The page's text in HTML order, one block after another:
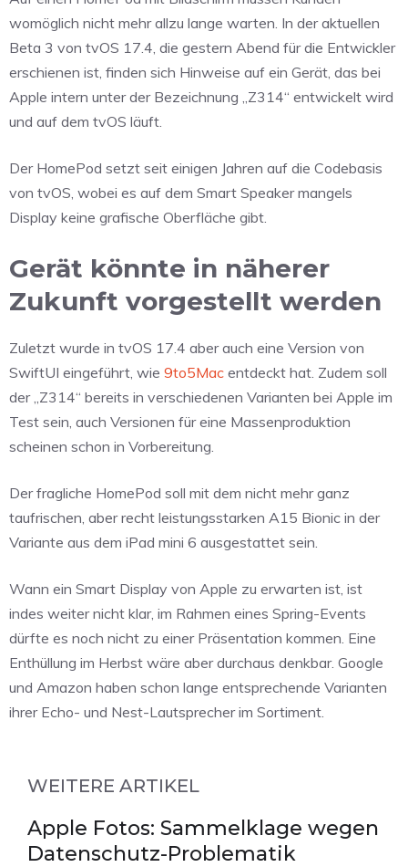
womöglich nicht mehr allzu lange warten. In der aktuellen
Beta 3 von tvOS 17.4, die gestern Abend für die Entwickler
erschienen ist, finden sich Hinweise auf ein Gerät, das bei
Apple intern unter der Bezeichnung „Z314“ entwickelt wird
und auf dem tvOS läuft.
Der HomePod setzt seit einigen Jahren auf die Codebasis
von tvOS, wobei es auf dem Smart Speaker mangels
Display keine grafische Oberfläche gibt.
Gerät könnte in näherer
Zukunft vorgestellt werden
Zuletzt wurde in tvOS 17.4 aber auch eine Version von
SwiftUI eingeführt, wie 9to5Mac entdeckt hat. Zudem soll
der „Z314“ bereits in verschiedenen Varianten bei Apple im
Test sein, auch Versionen für eine Massenproduktion
scheinen schon in Vorbereitung.
Der fragliche HomePod soll mit dem nicht mehr ganz
taufrischen, aber recht leistungsstarken A15 Bionic in der
Variante aus dem iPad mini 6 ausgestattet sein.
Wann ein Smart Display von Apple zu erwarten ist, ist
indes weiter nicht klar, im Rahmen eines Spring-Events
dürfte es noch nicht zu einer Präsentation kommen. Eine
Enthüllung im Herbst wäre aber durchaus denkbar. Google
und Amazon haben schon lange entsprechende Varianten
ihrer Echo- und Nest-Lautsprecher im Sortiment.
WEITERE ARTIKEL
Apple Fotos: Sammelklage wegen
Datenschutz-Problematik